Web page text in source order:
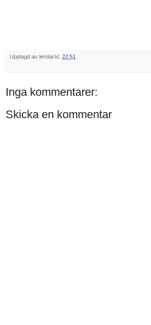
Upplagd av lerolai kl. 22:51
Inga kommentarer:
Skicka en kommentar